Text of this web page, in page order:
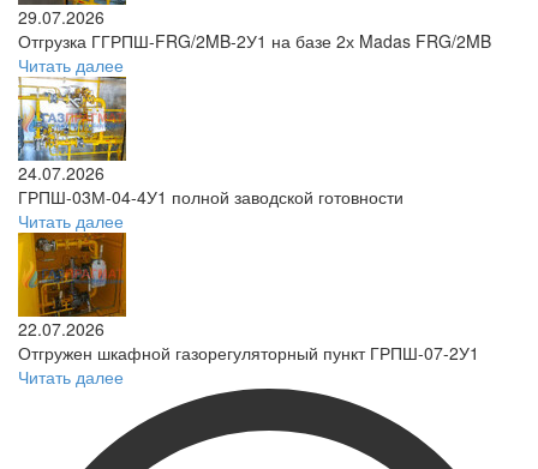
29.07.2026
Отгрузка ГГРПШ-FRG/2MB-2У1 на базе 2х Madas FRG/2MB
Читать далее
24.07.2026
ГРПШ-03М-04-4У1 полной заводской готовности
Читать далее
22.07.2026
Отгружен шкафной газорегуляторный пункт ГРПШ-07-2У1
Читать далее